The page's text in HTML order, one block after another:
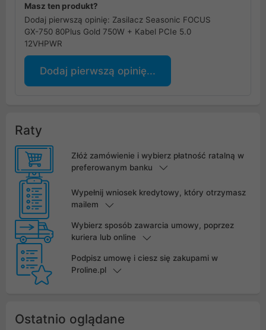
Masz ten produkt?
Dodaj pierwszą opinię: Zasilacz Seasonic FOCUS
GX-750 80Plus Gold 750W + Kabel PCIe 5.0
12VHPWR
Dodaj pierwszą opinię...
Raty
Złóż zamówienie i wybierz płatność ratalną w
preferowanym banku
Wypełnij wniosek kredytowy, który otrzymasz
mailem
Wybierz sposób zawarcia umowy, poprzez
kuriera lub online
Podpisz umowę i ciesz się zakupami w
Proline.pl
Ostatnio oglądane